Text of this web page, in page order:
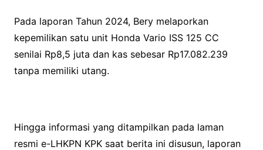
Pada laporan Tahun 2024, Bery melaporkan
kepemilikan satu unit Honda Vario ISS 125 CC
senilai Rp8,5 juta dan kas sebesar Rp17.082.239
tanpa memiliki utang.
Hingga informasi yang ditampilkan pada laman
resmi e-LHKPN KPK saat berita ini disusun, laporan